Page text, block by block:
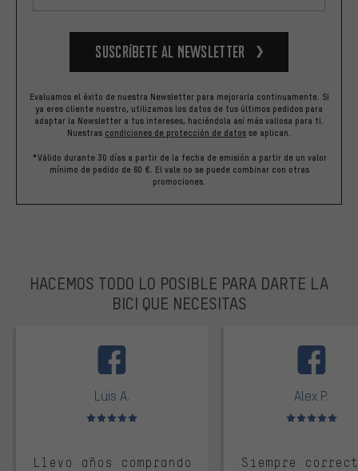
Suscríbete al newsletter
Evaluamos el éxito de nuestra Newsletter para mejorarla continuamente. Si
ya eres cliente nuestro, utilizamos los datos de tus últimos pedidos para
adaptar la Newsletter a tus intereses, haciéndola así más valiosa para ti.
Nuestras condiciones de protección de datos se aplican.
*Válido durante 30 días a partir de la fecha de emisión a partir de un valor
mínimo de pedido de 60 €. El vale no se puede combinar con otras
promociones.
HACEMOS TODO LO POSIBLE PARA DARTE LA
BICI QUE NECESITAS
Luis A.
Valoración media: 5 de 5
Llevo años comprando
Alex P.
Valoración
Siempre